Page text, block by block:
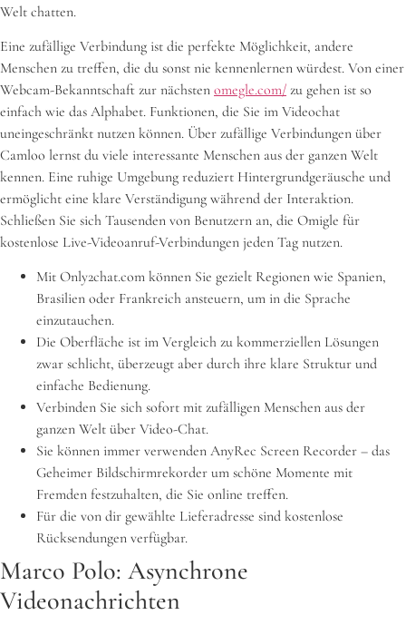
Welt chatten.
Eine zufällige Verbindung ist die perfekte Möglichkeit, andere
Menschen zu treffen, die du sonst nie kennenlernen würdest. Von einer
Webcam-Bekanntschaft zur nächsten omegle.com/ zu gehen ist so
einfach wie das Alphabet. Funktionen, die Sie im Videochat
uneingeschränkt nutzen können. Über zufällige Verbindungen über
Camloo lernst du viele interessante Menschen aus der ganzen Welt
kennen. Eine ruhige Umgebung reduziert Hintergrundgeräusche und
ermöglicht eine klare Verständigung während der Interaktion.
Schließen Sie sich Tausenden von Benutzern an, die Omigle für
kostenlose Live-Videoanruf-Verbindungen jeden Tag nutzen.
Mit Only2chat.com können Sie gezielt Regionen wie Spanien,
Brasilien oder Frankreich ansteuern, um in die Sprache
einzutauchen.
Die Oberfläche ist im Vergleich zu kommerziellen Lösungen
zwar schlicht, überzeugt aber durch ihre klare Struktur und
einfache Bedienung.
Verbinden Sie sich sofort mit zufälligen Menschen aus der
ganzen Welt über Video-Chat.
Sie können immer verwenden AnyRec Screen Recorder – das
Geheimer Bildschirmrekorder um schöne Momente mit
Fremden festzuhalten, die Sie online treffen.
Für die von dir gewählte Lieferadresse sind kostenlose
Rücksendungen verfügbar.
Marco Polo: Asynchrone
Videonachrichten